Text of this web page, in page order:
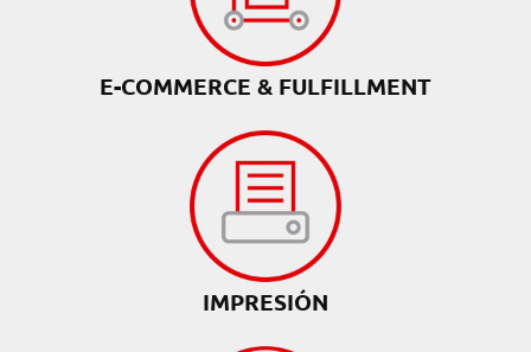
E-COMMERCE & FULFILLMENT
IMPRESIÓN